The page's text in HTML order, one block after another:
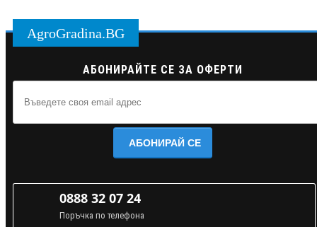
AgroGradina.BG
АБОНИРАЙТЕ СЕ ЗА ОФЕРТИ
АБОНИРАЙ СЕ
0888 32 07 24
Поръчка по телефона